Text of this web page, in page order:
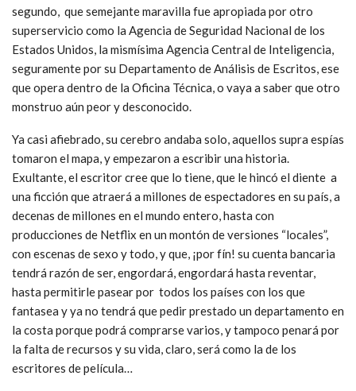
segundo, que semejante maravilla fue apropiada por otro
superservicio como la Agencia de Seguridad Nacional de los
Estados Unidos, la mismísima Agencia Central de Inteligencia,
seguramente por su Departamento de Análisis de Escritos, ese
que opera dentro de la Oficina Técnica, o vaya a saber que otro
monstruo aún peor y desconocido.
Ya casi afiebrado, su cerebro andaba solo, aquellos supra espías
tomaron el mapa, y empezaron a escribir una historia.
Exultante, el escritor cree que lo tiene, que le hincó el diente a
una ficción que atraerá a millones de espectadores en su país, a
decenas de millones en el mundo entero, hasta con
producciones de Netflix en un montón de versiones “locales”,
con escenas de sexo y todo, y que, ¡por fín! su cuenta bancaria
tendrá razón de ser, engordará, engordará hasta reventar,
hasta permitirle pasear por todos los países con los que
fantasea y ya no tendrá que pedir prestado un departamento en
la costa porque podrá comprarse varios, y tampoco penará por
la falta de recursos y su vida, claro, será como la de los
escritores de película…